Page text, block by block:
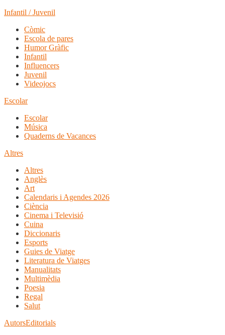
Infantil / Juvenil
Còmic
Escola de pares
Humor Gràfic
Infantil
Influencers
Juvenil
Videojocs
Escolar
Escolar
Música
Quaderns de Vacances
Altres
Altres
Anglès
Art
Calendaris i Agendes 2026
Ciència
Cinema i Televisió
Cuina
Diccionaris
Esports
Guies de Viatge
Literatura de Viatges
Manualitats
Multimèdia
Poesia
Regal
Salut
AutorsEditorials